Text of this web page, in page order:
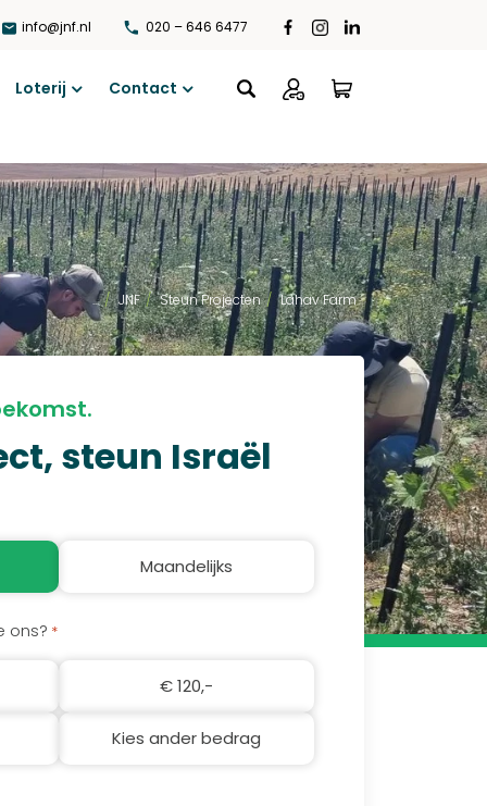
info@jnf.nl 020 – 646 6477
Loterij Contact
... / JNF / Steun Projecten / Lahav Farm
steun Israël
Maandelijks
ons? *
€ 120,-
Kies ander bedrag